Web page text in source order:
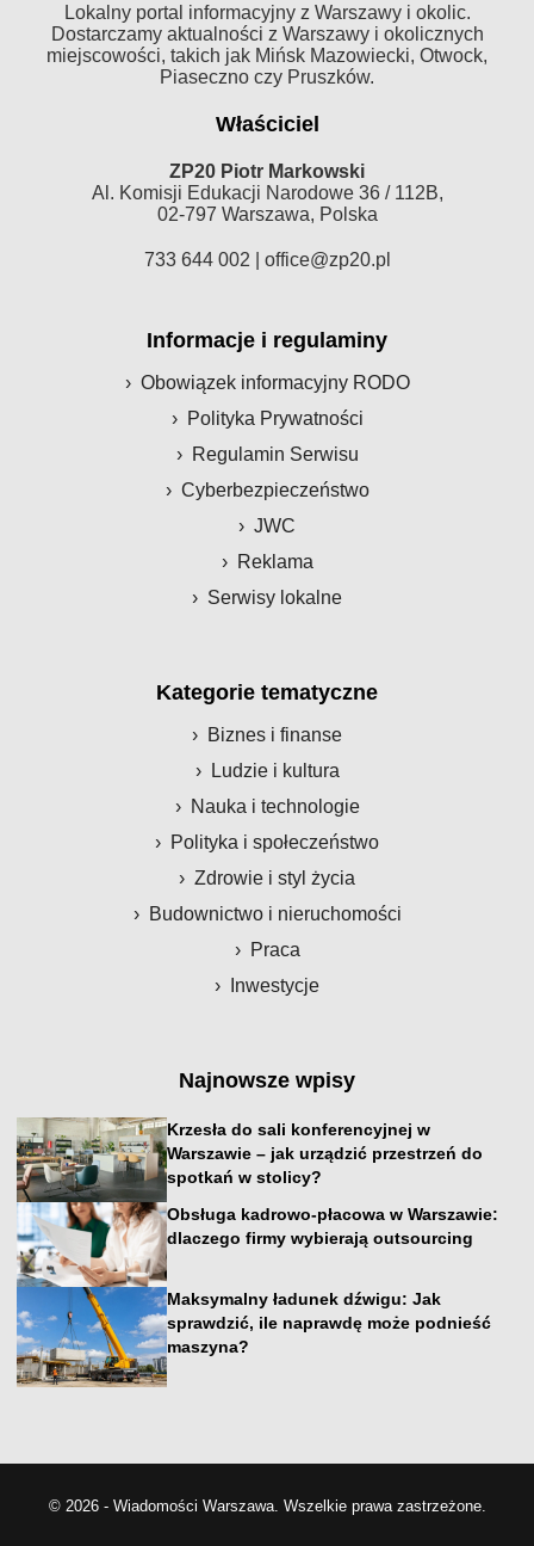
Lokalny portal informacyjny z Warszawy i okolic.
Dostarczamy aktualności z Warszawy i okolicznych
miejscowości, takich jak Mińsk Mazowiecki, Otwock,
Piaseczno czy Pruszków.
Właściciel
ZP20 Piotr Markowski
Al. Komisji Edukacji Narodowe 36 / 112B,
02-797 Warszawa, Polska
733 644 002 | office@zp20.pl
Informacje i regulaminy
Obowiązek informacyjny RODO
Polityka Prywatności
Regulamin Serwisu
Cyberbezpieczeństwo
JWC
Reklama
Serwisy lokalne
Kategorie tematyczne
Biznes i finanse
Ludzie i kultura
Nauka i technologie
Polityka i społeczeństwo
Zdrowie i styl życia
Budownictwo i nieruchomości
Praca
Inwestycje
Najnowsze wpisy
Krzesła do sali konferencyjnej w
Warszawie – jak urządzić przestrzeń do
spotkań w stolicy?
Obsługa kadrowo-płacowa w Warszawie:
dlaczego firmy wybierają outsourcing
Maksymalny ładunek dźwigu: Jak
sprawdzić, ile naprawdę może podnieść
maszyna?
© 2026 - Wiadomości Warszawa. Wszelkie prawa zastrzeżone.